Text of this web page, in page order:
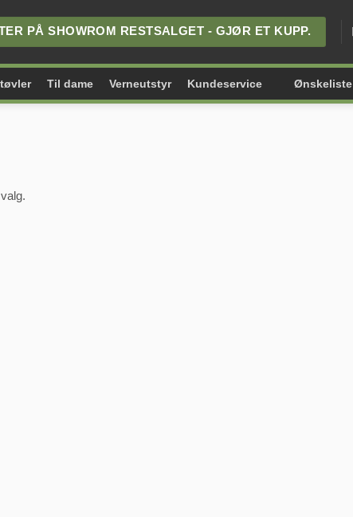
PÅ SHOWROM RESTSALGET - GJØR ET KUPP.
Til dame Verneutstyr Kundeservice Ønskeliste